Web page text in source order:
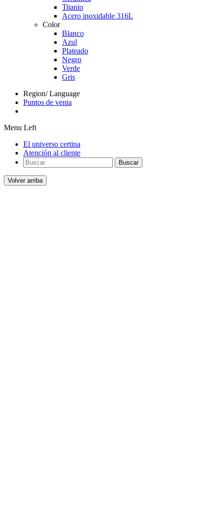
Titanio
Acero inoxidable 316L
Color
Blanco
Azul
Plateado
Negro
Verde
Gris
Region/ Language
Puntos de venta
Menu Left
El universo certina
Atención al cliente
Buscar
Volver arriba